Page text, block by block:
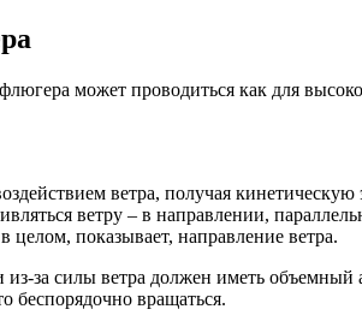
может проводиться как для
ветра, получая
ветру – в направлении,
показывает, направление ветра.
за силы ветра должен иметь
беспорядочно вращаться.